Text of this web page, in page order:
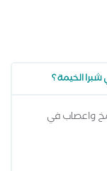
الخيمة ؟
واعصاب في